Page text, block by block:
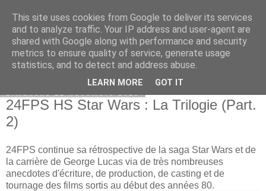
Bepod
24FPS HS Star Wars : La Trilogie (Part.
2)
24FPS continue sa rétrospective de la saga Star Wars et de
la carrière de George Lucas via de très nombreuses
anecdotes d'écriture, de production, de casting et de
tournage des films sortis au début des années 80.
This site uses cookies from Google to deliver its services
and to analyze traffic. Your IP address and user-agent are
shared with Google along with performance and security
metrics to ensure quality of service, generate usage
statistics, and to detect and address abuse.
LEARN MORE GOT IT